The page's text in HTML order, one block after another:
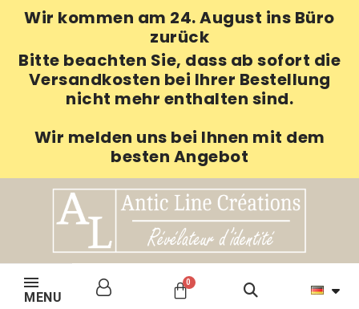
Wir kommen am 24. August ins Büro
zurück
Bitte beachten Sie, dass ab sofort die
Versandkosten bei Ihrer Bestellung
nicht mehr enthalten sind.
Wir melden uns bei Ihnen mit dem
besten Angebot
MENU